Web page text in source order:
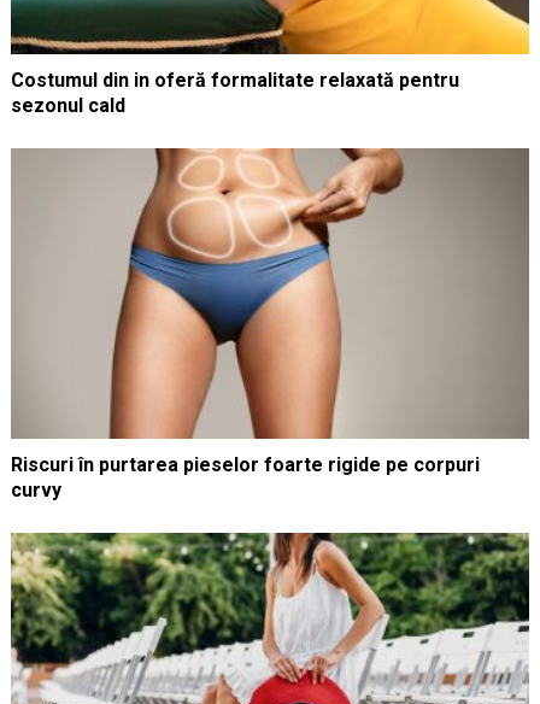
Costumul din in oferă formalitate relaxată pentru
sezonul cald
Riscuri în purtarea pieselor foarte rigide pe corpuri
curvy